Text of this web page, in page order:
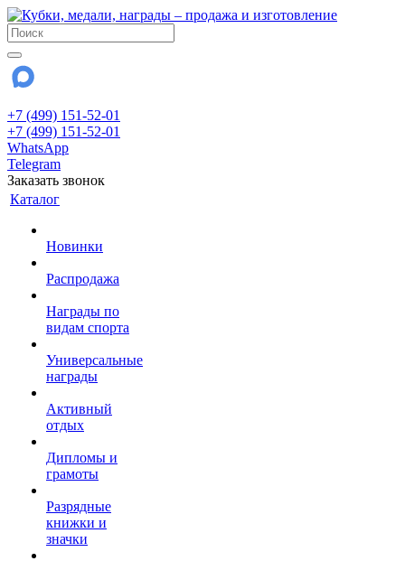
+7 (499) 151-52-01
+7 (499) 151-52-01
WhatsApp
Telegram
Заказать звонок
Каталог
Новинки
Распродажа
Награды по
видам спорта
Универсальные
награды
Активный
отдых
Дипломы и
грамоты
Разрядные
книжки и
значки